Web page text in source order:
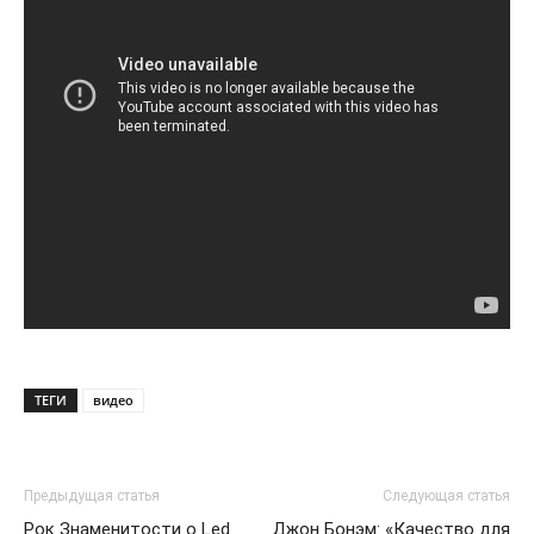
ТЕГИ видео
Предыдущая статья
Рок Знаменитости о Led
Следующая статья
Джон Бонэм: «Качество для